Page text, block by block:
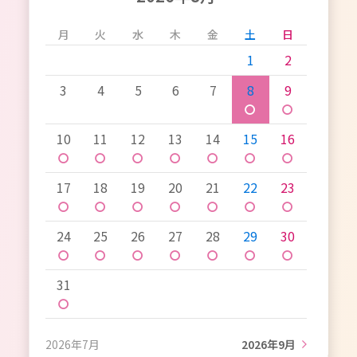
月 火 水 木 金 土 日
1
2
3
4 5 6 7 8
〇
9
〇
10
〇
11
〇
12
〇
13
〇
14
〇
15
〇
16
〇
17
〇
18
〇
19
〇
20
〇
21
〇
22
〇
23
〇
24
〇
25
〇
26
〇
27
〇
28
〇
29
〇
30
〇
31
〇
2026年7月 2026年9月